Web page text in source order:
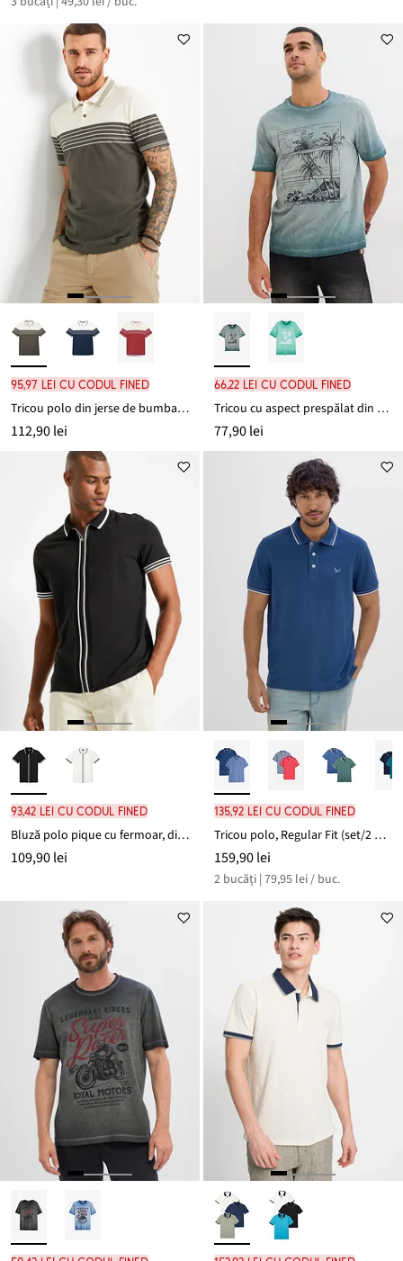
95,97 lei cu codul FINED
Tricou polo din jerse de bumbac 100%
112,90 lei
66,22 lei cu codul FINED
Tricou cu aspect prespălat din bumbac organic
77,90 lei
93,42 lei cu codul FINED
Bluză polo pique cu fermoar, din bumbac 100%
109,90 lei
135,92 lei cu codul FINED
Tricou polo, Regular Fit (set/2 buc.)
159,90 lei
2 bucăți | 79,95 lei / buc.